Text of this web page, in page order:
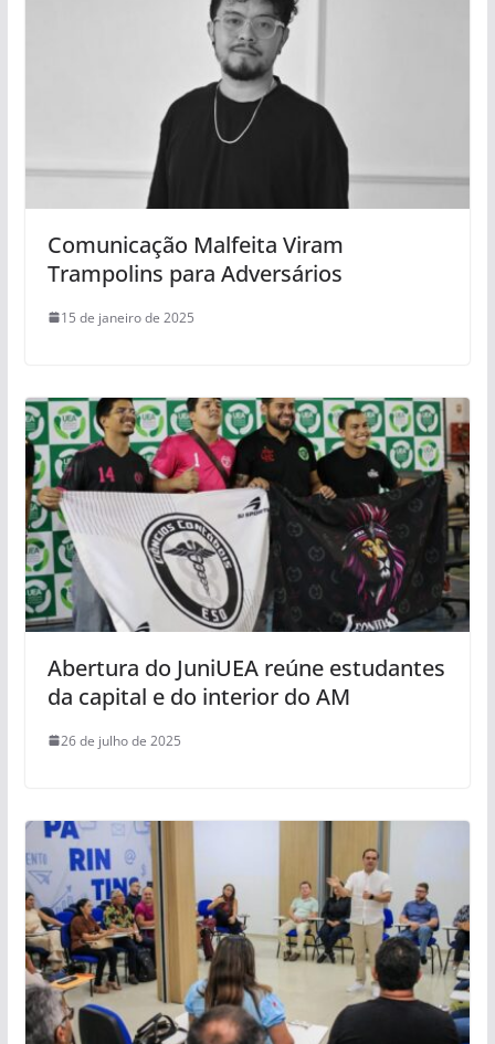
Comunicação Malfeita Viram
Trampolins para Adversários
15 de janeiro de 2025
Abertura do JuniUEA reúne estudantes
da capital e do interior do AM
26 de julho de 2025